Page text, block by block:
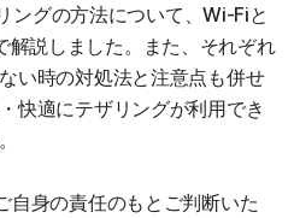
ングの方法について、Wi-Fiと
説しました。また、それぞれ
い時の対処法と注意点も併せ
快適にテザリングが利用でき
自身の責任のもとご判断いた